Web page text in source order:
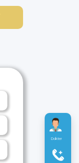
Dokter